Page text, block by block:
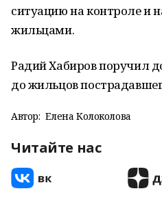
ситуацию на контроле и
жильцами.
Радий Хабиров поручил
до жильцов
Автор: Елена Колоколова
Читайте нас